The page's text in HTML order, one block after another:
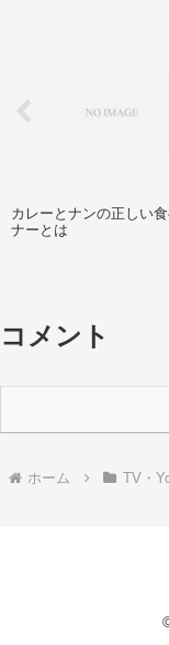
カレーとナンの正しい
ナーとは
コメント
ホーム TV・